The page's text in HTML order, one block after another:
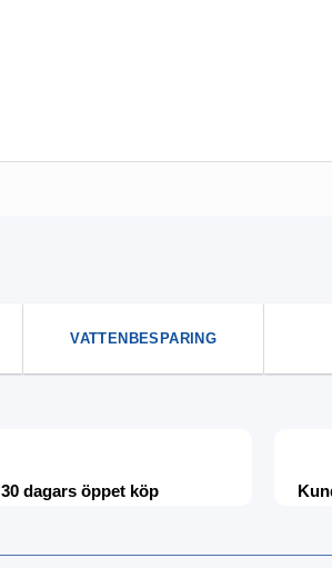
VATTENBESPARING
30 dagars öppet köp